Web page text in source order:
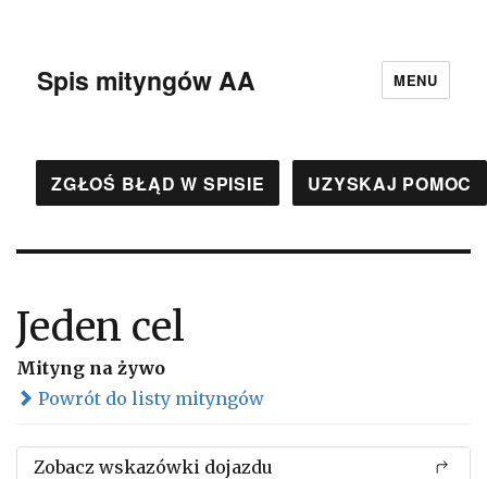
Spis mityngów AA MENU
ZGŁOŚ BŁĄD W SPISIE UZYSKAJ POMOC
Jeden cel
Mityng na żywo
Powrót do listy mityngów
Zobacz wskazówki dojazdu